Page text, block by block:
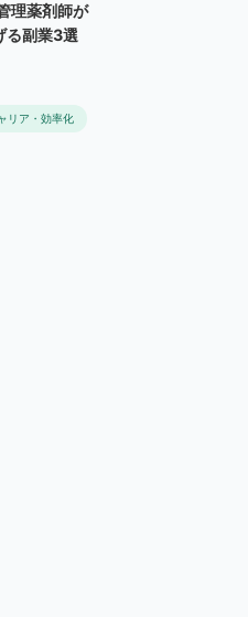
理薬剤師が
る副業3選
リア・効率化